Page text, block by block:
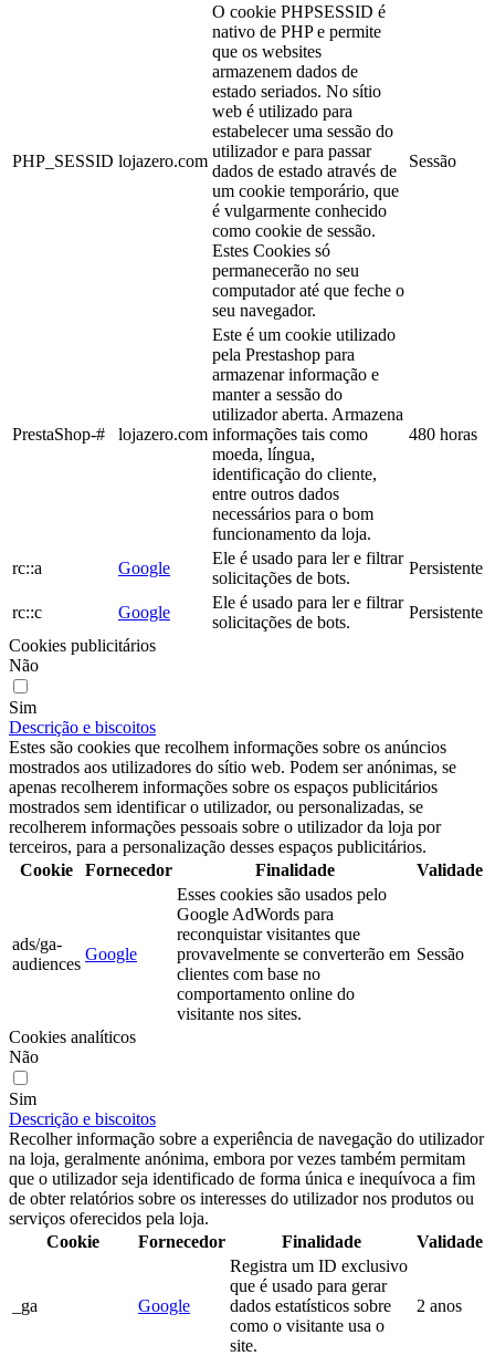
PHP_SESSID lojazero.com
O cookie PHPSESSID é
nativo de PHP e permite
que os websites
armazenem dados de
estado seriados. No sítio
web é utilizado para
estabelecer uma sessão do
utilizador e para passar
dados de estado através de
um cookie temporário, que
é vulgarmente conhecido
como cookie de sessão.
Estes Cookies só
permanecerão no seu
computador até que feche o
seu navegador.
Sessão
PrestaShop-# lojazero.com
Este é um cookie utilizado
pela Prestashop para
armazenar informação e
manter a sessão do
utilizador aberta. Armazena
informações tais como
moeda, língua,
identificação do cliente,
entre outros dados
necessários para o bom
funcionamento da loja.
480 horas
rc::a Google
Ele é usado para ler e filtrar
solicitações de bots.
Persistente
rc::c Google
Ele é usado para ler e filtrar
solicitações de bots.
Persistente
Cookies publicitários
Não
Sim
Descrição e biscoitos
Estes são cookies que recolhem informações sobre os anúncios
mostrados aos utilizadores do sítio web. Podem ser anónimas, se
apenas recolherem informações sobre os espaços publicitários
mostrados sem identificar o utilizador, ou personalizadas, se
recolherem informações pessoais sobre o utilizador da loja por
terceiros, para a personalização desses espaços publicitários.
Cookie
Fornecedor Finalidade Validade
ads/ga-
audiences
Google
Esses cookies são usados pelo
Google AdWords para
reconquistar visitantes que
provavelmente se converterão em
clientes com base no
comportamento online do
visitante nos sites.
Sessão
Cookies analíticos
Não
Sim
Descrição e biscoitos
Recolher informação sobre a experiência de navegação do utilizador
na loja, geralmente anónima, embora por vezes também permitam
que o utilizador seja identificado de forma única e inequívoca a fim
de obter relatórios sobre os interesses do utilizador nos produtos ou
serviços oferecidos pela loja.
Cookie
Fornecedor Finalidade Validade
_ga Google
Registra um ID exclusivo
que é usado para gerar
dados estatísticos sobre
como o visitante usa o
site.
2 anos